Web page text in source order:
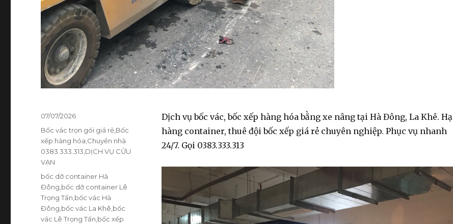
Dịch vụ bốc vác, bốc xếp hàng hóa bằng xe nâng tại Hà Đông, La Khê. Hạ
hàng container, thuê đội bốc xếp giá rẻ chuyên nghiệp. Phục vụ nhanh
24/7. Gọi 0383.333.313
Đăng
vào
ngày
07/07/2026
Danh
mục
Bốc vác trọn gói giá rẻ Bốc
xếp hàng hóa Chuyển nhà
0383.333.313 DỊCH VỤ CỬU
VẠN
Thẻ
bốc dỡ container Hà
Đông bốc dỡ container Lê
Trọng Tấn bốc vác Hà
Đông bốc vác La Khê bốc
vác Lê Trọng Tấn bốc xếp